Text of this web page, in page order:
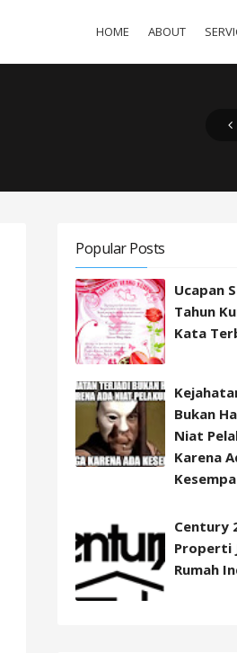
HOME ABOUT
Popular Posts
Ucapan
Tahun
Kata
Bukan
Niat
Karena
Century
Properti
Rumah